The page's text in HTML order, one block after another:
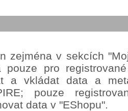
zejména v sekcích
pouze pro
a vkládat data a
pouze
data v "EShopu".